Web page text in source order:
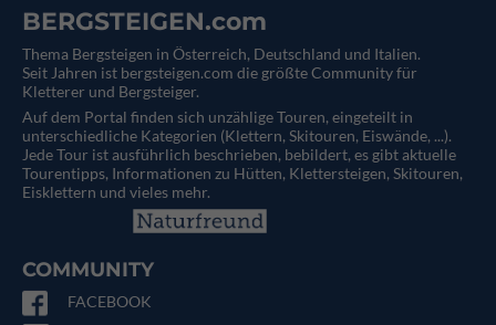
BERGSTEIGEN.com
Thema Bergsteigen in Österreich, Deutschland und Italien.
Seit Jahren ist bergsteigen.com die größte Community für
Kletterer und Bergsteiger.
Auf dem Portal finden sich unzählige Touren, eingeteilt in
unterschiedliche Kategorien (Klettern, Skitouren, Eiswände, ...).
Jede Tour ist ausführlich beschrieben, bebildert, es gibt aktuelle
Tourentipps, Informationen zu Hütten, Klettersteigen, Skitouren,
Eisklettern und vieles mehr.
COMMUNITY
FACEBOOK